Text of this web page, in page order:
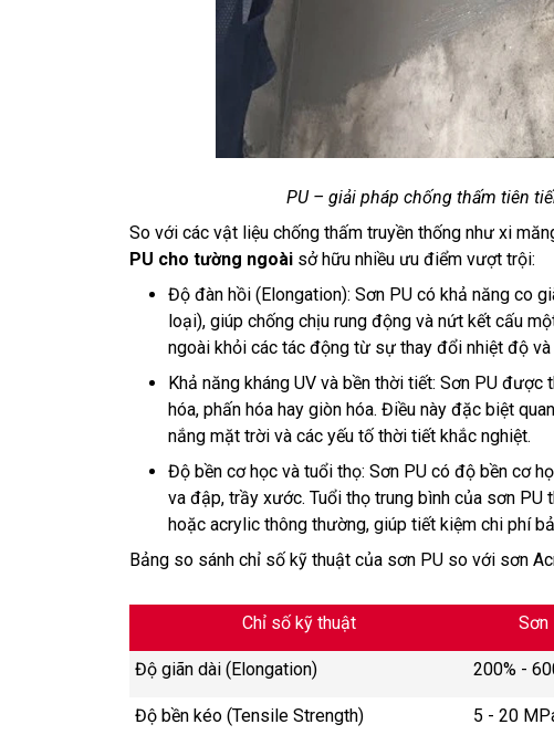
PU – giải pháp chống thấm tiên
So với các vật liệu chống thấm truyền thống như xi
PU cho tường ngoài sở hữu nhiều ưu điểm vượt trội:
Độ đàn hồi (Elongation): Sơn PU có khả năng co
loại), giúp chống chịu rung động và nứt kết cấu
ngoài khỏi các tác động từ sự thay đổi nhiệt độ và
Khả năng kháng UV và bền thời tiết: Sơn PU
hóa, phấn hóa hay giòn hóa. Điều này đặc biệt
nắng mặt trời và các yếu tố thời tiết khắc nghiệt.
Độ bền cơ học và tuổi thọ: Sơn PU có độ bền cơ
va đập, trầy xước. Tuổi thọ trung bình của sơn
hoặc acrylic thông thường, giúp tiết kiệm chi phí
Bảng so sánh chỉ số kỹ thuật của sơn PU so với sơn
Chỉ số kỹ thuật Sơn
Độ giãn dài (Elongation) 200% -
Độ bền kéo (Tensile Strength) 5 - 20